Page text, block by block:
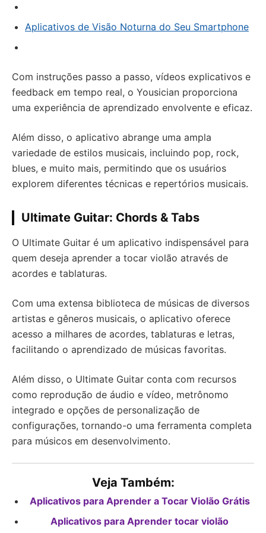
Aplicativos de Visão Noturna do Seu Smartphone
Com instruções passo a passo, vídeos explicativos e
feedback em tempo real, o Yousician proporciona
uma experiência de aprendizado envolvente e eficaz.
Além disso, o aplicativo abrange uma ampla
variedade de estilos musicais, incluindo pop, rock,
blues, e muito mais, permitindo que os usuários
explorem diferentes técnicas e repertórios musicais.
Ultimate Guitar: Chords & Tabs
O Ultimate Guitar é um aplicativo indispensável para
quem deseja aprender a tocar violão através de
acordes e tablaturas.
Com uma extensa biblioteca de músicas de diversos
artistas e gêneros musicais, o aplicativo oferece
acesso a milhares de acordes, tablaturas e letras,
facilitando o aprendizado de músicas favoritas.
Além disso, o Ultimate Guitar conta com recursos
como reprodução de áudio e vídeo, metrônomo
integrado e opções de personalização de
configurações, tornando-o uma ferramenta completa
para músicos em desenvolvimento.
Veja Também:
Aplicativos para Aprender a Tocar Violão Grátis
Aplicativos para Aprender tocar violão